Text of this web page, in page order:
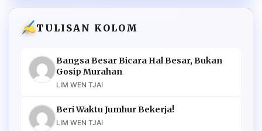
TULISAN KOLOM
Bangsa Besar Bicara Hal Besar, Bukan
Gosip Murahan
LIM WEN TJAI
Beri Waktu Jumhur Bekerja!
LIM WEN TJAI